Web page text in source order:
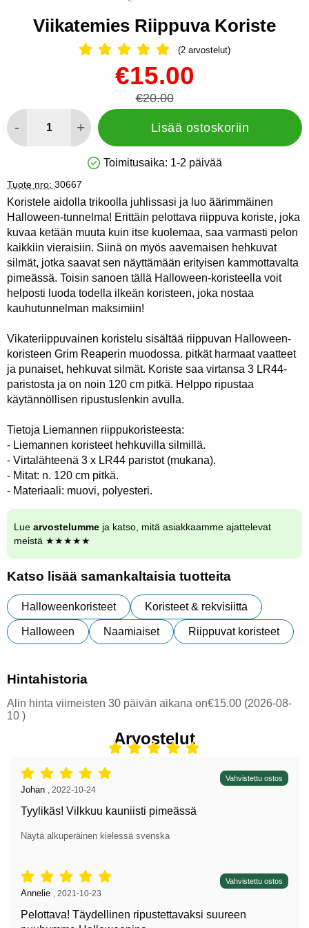
Viikatemies Riippuva Koriste
Arvostelu: 5 Tähdet, Ohita kaikki
(2 arvostelut)
uusi hinta
€15.00
vanha hinta
€20.00
- + Lisää ostoskoriin
Saatavuus: Varastossa
Toimitusaika: 1-2 päivää
Tuote nro: 30667
Koristele aidolla trikoolla juhlissasi ja luo äärimmäinen
Halloween-tunnelma! Erittäin pelottava riippuva koriste, joka
kuvaa ketään muuta kuin itse kuolemaa, saa varmasti pelon
kaikkiin vieraisiin. Siinä on myös aavemaisen hehkuvat
silmät, jotka saavat sen näyttämään erityisen kammottavalta
pimeässä. Toisin sanoen tällä Halloween-koristeella voit
helposti luoda todella ilkeän koristeen, joka nostaa
kauhutunnelman maksimiin!
Vikateriippuvainen koristelu sisältää riippuvan Halloween-
koristeen Grim Reaperin muodossa. pitkät harmaat vaatteet
ja punaiset, hehkuvat silmät. Koriste saa virtansa 3 LR44-
paristosta ja on noin 120 cm pitkä. Helppo ripustaa
käytännöllisen ripustuslenkin avulla.
Tietoja Liemannen riippukoristeesta:
- Liemannen koristeet hehkuvilla silmillä.
- Virtalähteenä 3 x LR44 paristot (mukana).
- Mitat: n. 120 cm pitkä.
- Materiaali: muovi, polyesteri.
Lue arvostelumme ja katso, mitä asiakkaamme ajattelevat
meistä ★★★★★
Katso lisää samankaltaisia tuotteita
Halloweenkoristeet Koristeet & rekvisiitta
Halloween Naamiaiset Riippuvat koristeet
Hintahistoria
Alin hinta viimeisten 30 päivän aikana on€15.00 (2026-08-
10 )
Arvostelut
Arvostelu: 5 tähdet / 5, Vahvistettu ostos
Arvostelun kirjoittaja:
Johan 2022-10-24
Tyylikäs! Vilkkuu kauniisti pimeässä
Näytä alkuperäinen kielessä svenska
Arvostelu: 5 tähdet / 5, Vahvistettu ostos
Arvostelun kirjoittaja:
Annelie 2021-10-23
Pelottava! Täydellinen ripustettavaksi suureen